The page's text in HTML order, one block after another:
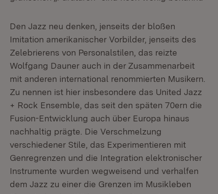
Den Jazz neu denken, jenseits der bloßen
Imitation amerikanischer Vorbilder, jenseits des
Zelebrierens von Personalstilen, das reizte
Wolfgang Dauner auch in der Zusammenarbeit
mit anderen international renommierten Musikern.
Zu nennen ist hier insbesondere das United Jazz
+ Rock Ensemble, das seit den späten 70ern die
Fusion-Entwicklung auch über Europa hinaus
nachhaltig prägte. Die Verschmelzung
verschiedener Stile, das Experimentieren mit
Genregrenzen und die Integration elektronischer
Instrumente wurden wegweisend und verhalfen
dem Jazz zu einer die Grenzen im Musikleben